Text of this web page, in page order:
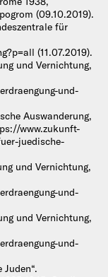
(09.10.2019).
für
(11.07.2019).
und Vernichtung,
und-
Auswanderung,
www.zukunft-
juedische-
und Vernichtung,
und-
und Vernichtung,
und-